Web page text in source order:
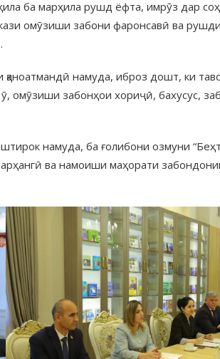
ба марҳила рушд ёфта, имрӯз дар
омӯзиши забони фаронсавӣ ва
намуда, иброз дошт, ки
омӯзиши забонҳои хориҷӣ, бахусус,
намуда, ба ғолибони озмуни
ва намоиши маҳорати